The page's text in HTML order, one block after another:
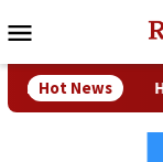
ke
Mobile
Hot News
Hendri